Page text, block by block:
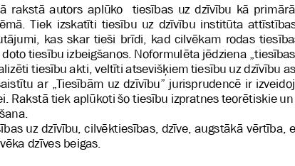
rakstā autors aplūko  tiesības uz dzīvību kā
Tiek izskatīti tiesību uz dzīvību institūta
kas skar tieši brīdi, kad cilvēkam rodas
tiesību izbeigšanos. Noformulēta jēdziena
tiesību akti, veltīti atsevišķiem tiesību uz dzīvību
ar „Tiesībām uz dzīvību” jurisprudencē ir
Rakstā tiek aplūkoti šo tiesību izpratnes teorētiskie
uz dzīvību, cilvēktiesības, dzīve, augstākā vērtība,
dzīves beigas.